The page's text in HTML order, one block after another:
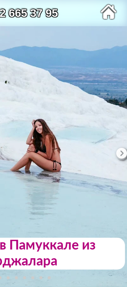
665 37 95
Памуккале из